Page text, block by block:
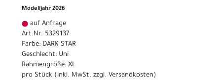
Modelljahr 2026
auf Anfrage
Art.Nr. 5329137
Farbe: DARK STAR
Geschlecht: Uni
Rahmengröße: XL
pro Stück (inkl. MwSt. zzgl. Versandkosten)